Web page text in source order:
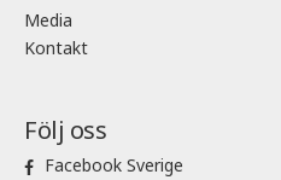
Media
Kontakt
Följ oss
Facebook Sverige